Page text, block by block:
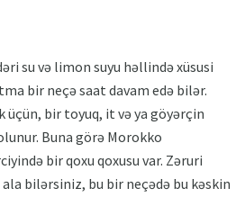
su və limon suyu həllində xüsusi
bir neçə saat davam edə bilər.
üçün, bir toyuq, it və ya göyərçin
Buna görə Morokko
bir qoxu qoxusu var. Zəruri
bilərsiniz, bu bir neçədə bu kəskin